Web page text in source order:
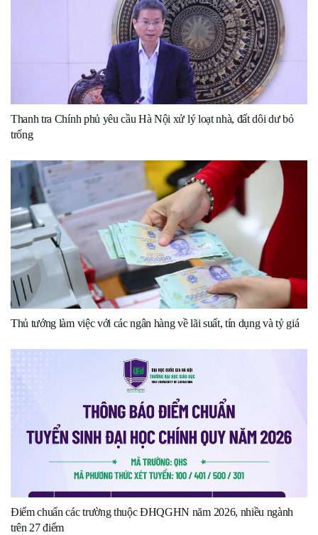
Thanh tra Chính phủ yêu cầu Hà Nội xử lý loạt nhà, đất dôi dư bỏ
trống
Thủ tướng làm việc với các ngân hàng về lãi suất, tín dụng và tỷ giá
Điểm chuẩn các trường thuộc ĐHQGHN năm 2026, nhiều ngành
trên 27 điểm